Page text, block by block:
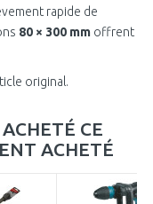
rapide de
80 × 300 mm offrent
original.
CE
ACHETÉ